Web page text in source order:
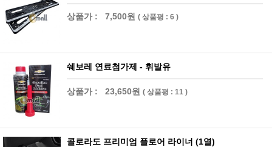
상품가 : 7,500원 ( 상품평 : 6 )
쉐보레 연료첨가제 - 휘발유
상품가 : 23,650원 ( 상품평 : 11 )
콜로라도 프리미엄 플로어 라이너 (1열)